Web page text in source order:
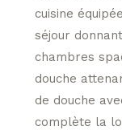
cuisine
séjour
chambres
douche
de douche
complète la